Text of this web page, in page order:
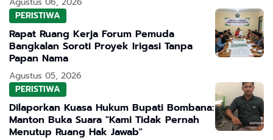
PERISTIWA
Rapat Ruang Kerja Forum Pemuda
Bangkalan Soroti Proyek Irigasi Tanpa
Papan Nama
Agustus 05, 2026
PERISTIWA
Dilaporkan Kuasa Hukum Bupati Bombana:
Manton Buka Suara "Kami Tidak Pernah
Menutup Ruang Hak Jawab"